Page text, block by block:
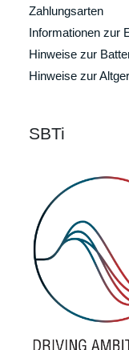
Zahlungsarten
Informationen zur
Hinweise zur
Hinweise zur
SBTi